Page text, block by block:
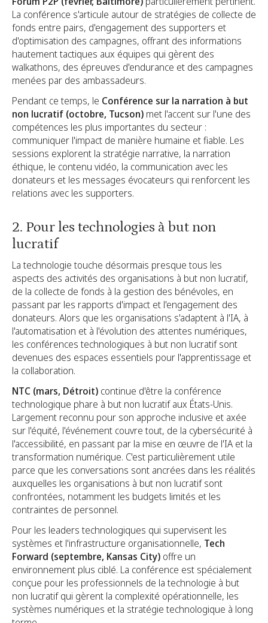
La conférence s'articule autour de stratégies de collecte de
fonds entre pairs, d'engagement des supporters et
d'optimisation des campagnes, offrant des informations
hautement tactiques aux équipes qui gèrent des
walkathons, des épreuves d'endurance et des campagnes
menées par des ambassadeurs.
Pendant ce temps, le Conférence sur la narration à but
non lucratif (octobre, Tucson) met l'accent sur l'une des
compétences les plus importantes du secteur :
communiquer l'impact de manière humaine et fiable. Les
sessions explorent la stratégie narrative, la narration
éthique, le contenu vidéo, la communication avec les
donateurs et les messages évocateurs qui renforcent les
relations avec les supporters.
2. Pour les technologies à but non
lucratif
La technologie touche désormais presque tous les
aspects des activités des organisations à but non lucratif,
de la collecte de fonds à la gestion des bénévoles, en
passant par les rapports d'impact et l'engagement des
donateurs. Alors que les organisations s'adaptent à l'IA, à
l'automatisation et à l'évolution des attentes numériques,
les conférences technologiques à but non lucratif sont
devenues des espaces essentiels pour l'apprentissage et
la collaboration.
NTC (mars, Détroit) continue d'être la conférence
technologique phare à but non lucratif aux États-Unis.
Largement reconnu pour son approche inclusive et axée
sur l'équité, l'événement couvre tout, de la cybersécurité à
l'accessibilité, en passant par la mise en œuvre de l'IA et la
transformation numérique. C'est particulièrement utile
parce que les conversations sont ancrées dans les réalités
auxquelles les organisations à but non lucratif sont
confrontées, notamment les budgets limités et les
contraintes de personnel.
Pour les leaders technologiques qui supervisent les
systèmes et l'infrastructure organisationnelle, Tech
Forward (septembre, Kansas City) offre un
environnement plus ciblé. La conférence est spécialement
conçue pour les professionnels de la technologie à but
non lucratif qui gèrent la complexité opérationnelle, les
systèmes numériques et la stratégie technologique à long